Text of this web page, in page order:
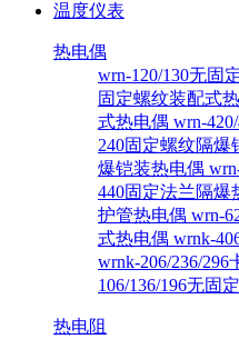
温度仪表
热电偶
wrn-120/130无固
固定螺纹装配式
式热电偶 wrn-
240固定螺纹隔爆
爆铠装热电偶
440固定法兰隔爆
护管热电偶 wrn-
式热电偶 wrnk-
wrnk-206/236/
106/136/196无固
热电阻